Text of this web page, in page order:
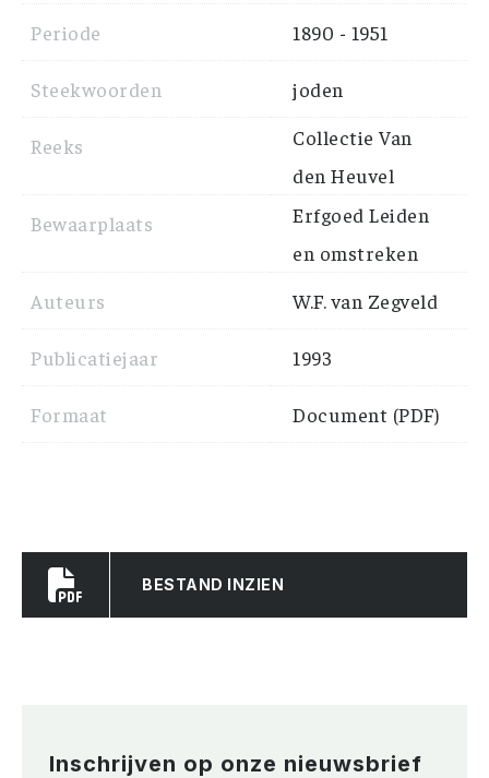
Periode 1890 - 1951
Steekwoorden joden
Reeks
Collectie Van
den Heuvel
Bewaarplaats
Erfgoed Leiden
en omstreken
Auteurs
W.F. van Zegveld
Publicatiejaar 1993
Formaat Document (PDF)
BESTAND INZIEN
Inschrijven op onze nieuwsbrief